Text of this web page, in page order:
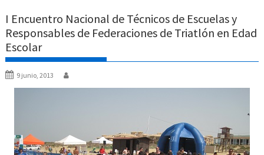
I Encuentro Nacional de Técnicos de Escuelas y
Responsables de Federaciones de Triatlón en Edad
Escolar
9 junio, 2013